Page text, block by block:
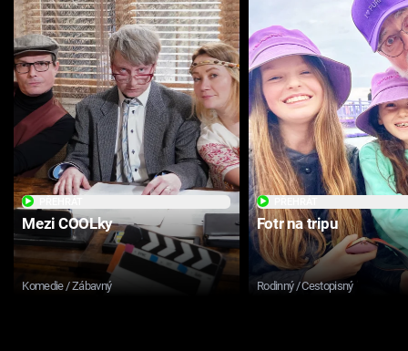
Mezi COOLky
Komedie / Zábavný
Fotr na tripu
Rodinný / Cestopisný